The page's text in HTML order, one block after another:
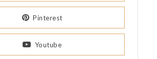
Pinterest
Youtube